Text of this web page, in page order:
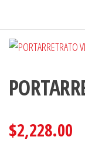
$2,228.00